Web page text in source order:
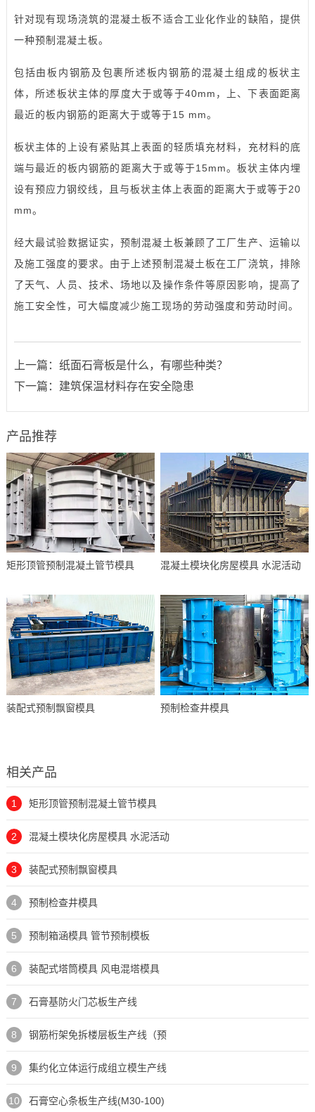
针对现有现场浇筑的混凝土板不适合工业化作业的缺陷，提供
一种预制混凝土板。
包括由板内钢筋及包裹所述板内钢筋的混凝土组成的板状主
体，所述板状主体的厚度大于或等于40mm，上、下表面距离
最近的板内钢筋的距离大于或等于15 mm。
板状主体的上设有紧贴其上表面的轻质填充材料，充材料的底
端与最近的板内钢筋的距离大于或等于15mm。板状主体内埋
设有预应力钢绞线，且与板状主体上表面的距离大于或等于20
mm。
经大最试验数据证实，预制混凝土板兼顾了工厂生产、运输以
及施工强度的要求。由于上述预制混凝土板在工厂浇筑，排除
了天气、人员、技术、场地以及操作条件等原因影响，提高了
施工安全性，可大幅度减少施工现场的劳动强度和劳动时间。
上一篇： 纸面石膏板是什么，有哪些种类？
下一篇： 建筑保温材料存在安全隐患
产品推荐
矩形顶管预制混凝土管节模具 混凝土模块化房屋模具 水泥活动
装配式预制飘窗模具 预制检查井模具
相关产品
1 矩形顶管预制混凝土管节模具
2 混凝土模块化房屋模具 水泥活动
3 装配式预制飘窗模具
4 预制检查井模具
5 预制箱涵模具 管节预制模板
6 装配式塔筒模具 风电混塔模具
7 石膏基防火门芯板生产线
8 钢筋桁架免拆楼层板生产线（预
9 集约化立体运行成组立模生产线
10 石膏空心条板生产线(M30-100)